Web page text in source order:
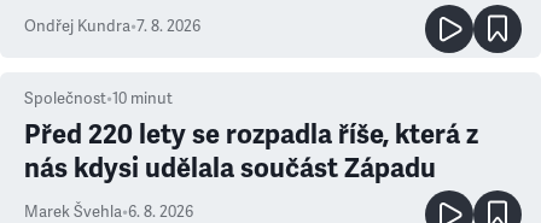
Ondřej Kundra•7. 8. 2026
Společnost•10 minut
Před 220 lety se rozpadla říše, která z
nás kdysi udělala součást Západu
Marek Švehla•6. 8. 2026